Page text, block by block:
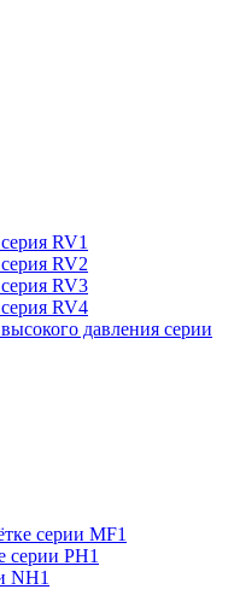
RV1
RV2
RV3
RV4
давления серии
серии MF1
серии PH1
NH1